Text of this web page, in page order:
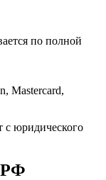
по полной
Mastercard,
с юридического
РФ